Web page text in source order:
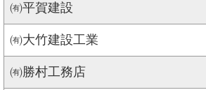
㈲平賀建設
㈲大竹建設工業
㈲勝村工務店